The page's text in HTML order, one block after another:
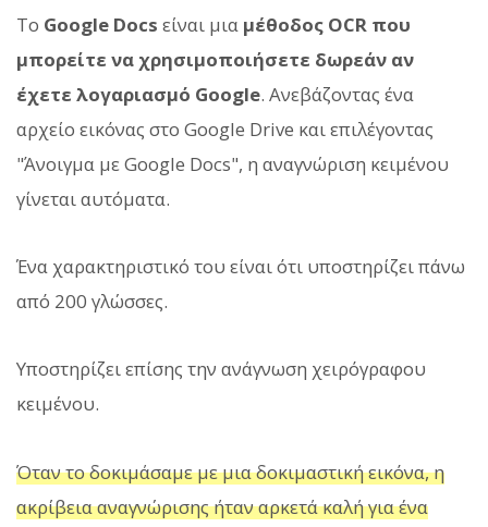
Το Google Docs είναι μια μέθοδος OCR που
μπορείτε να χρησιμοποιήσετε δωρεάν αν
έχετε λογαριασμό Google. Ανεβάζοντας ένα
αρχείο εικόνας στο Google Drive και επιλέγοντας
"Άνοιγμα με Google Docs", η αναγνώριση κειμένου
γίνεται αυτόματα.
Ένα χαρακτηριστικό του είναι ότι υποστηρίζει πάνω
από 200 γλώσσες.
Υποστηρίζει επίσης την ανάγνωση χειρόγραφου
κειμένου.
Όταν το δοκιμάσαμε με μια δοκιμαστική εικόνα, η
ακρίβεια αναγνώρισης ήταν αρκετά καλή για ένα